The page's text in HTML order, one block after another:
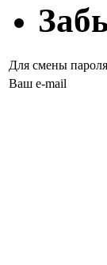
Для смены
Ваш e-mail